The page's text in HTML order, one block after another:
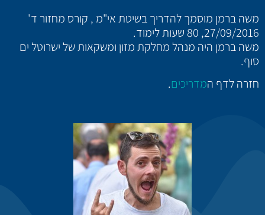
משה ברמן מוסמך להדריך בשיטת אי"מ , קורס מחזור ד'
27/09/2016, 80 שעות לימוד.
משה ברמן היה מנהל מחלקת מזון ומשקאות של ישרוטל ים
סוף.
חזרה לדף המדריכים.